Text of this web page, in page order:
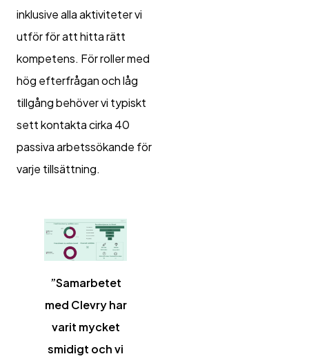
inklusive alla aktiviteter vi
utför för att hitta rätt
kompetens. För roller med
hög efterfrågan och låg
tillgång behöver vi typiskt
sett kontakta cirka 40
passiva arbetssökande för
varje tillsättning.
”Samarbetet
med Clevry har
varit mycket
smidigt och vi